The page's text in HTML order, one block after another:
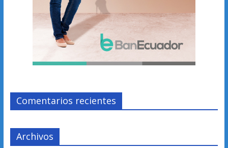
Comentarios recientes
Archivos